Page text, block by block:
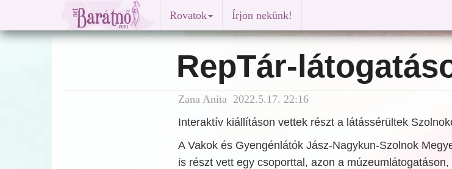
Rovatok Írjon nekünk!
RepTár-
Zana Anita 2022.5.17. 22:16
Interaktív kiállításon vettek részt a látássérültek
A Vakok és Gyengénlátók Jász-Nagykun-Szolnok
is részt vett egy csoporttal, azon a múzeumlátogatáson,